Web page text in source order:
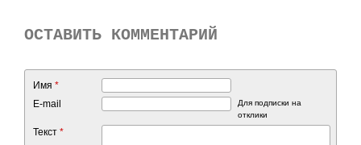
ОСТАВИТЬ КОММЕНТАРИЙ
Имя *
E-mail
Для подписки на
отклики
Текст *